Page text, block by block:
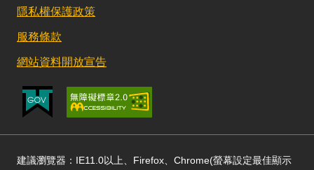
隱私權保護政策
服務條款
網站資料開放宣告
建議瀏覽器：IE11.0以上、Firefox、Chrome(螢幕設定最佳顯示